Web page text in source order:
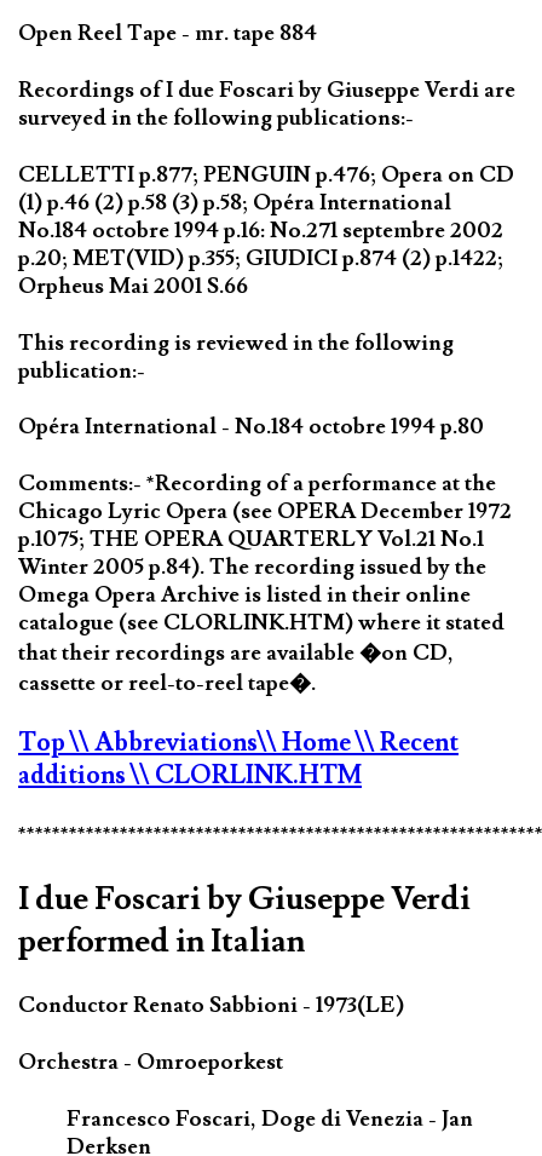
Open Reel Tape - mr. tape 884
Recordings of I due Foscari by Giuseppe Verdi are
surveyed in the following publications:-
CELLETTI p.877; PENGUIN p.476; Opera on CD
(1) p.46 (2) p.58 (3) p.58; Opéra International
No.184 octobre 1994 p.16: No.271 septembre 2002
p.20; MET(VID) p.355; GIUDICI p.874 (2) p.1422;
Orpheus Mai 2001 S.66
This recording is reviewed in the following
publication:-
Opéra International - No.184 octobre 1994 p.80
Comments:- *Recording of a performance at the
Chicago Lyric Opera (see OPERA December 1972
p.1075; THE OPERA QUARTERLY Vol.21 No.1
Winter 2005 p.84). The recording issued by the
Omega Opera Archive is listed in their online
catalogue (see CLORLINK.HTM) where it stated
that their recordings are available �on CD,
cassette or reel-to-reel tape�.
Top\\ Abbreviations\\ Home\\ Recent
additions\\ CLORLINK.HTM
I due Foscari by Giuseppe Verdi
performed in Italian
Conductor Renato Sabbioni - 1973(LE)
Orchestra - Omroeporkest
Francesco Foscari, Doge di Venezia - Jan
Derksen